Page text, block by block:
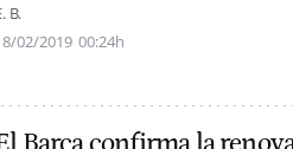
B.
02/2019 00:24h